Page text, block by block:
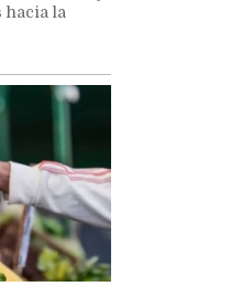
hacia la